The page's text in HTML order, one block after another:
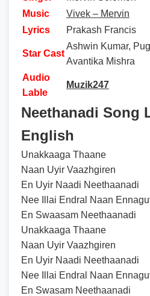
Music
Vivek – Mervin
Lyrics
Prakash Francis
Star Cast
Ashwin Kumar,
Avantika Mishra
Audio
Lable
Muzik247
Neethanadi Song
English
Unakkaaga Thaane
Naan Uyir Vaazhgiren
En Uyir Naadi Neethaanadi
Nee Illai Endral Naan
En Swaasam Neethaanadi
Unakkaaga Thaane
Naan Uyir Vaazhgiren
En Uyir Naadi Neethaanadi
Nee Illai Endral Naan
En Swasam Neethaanadi